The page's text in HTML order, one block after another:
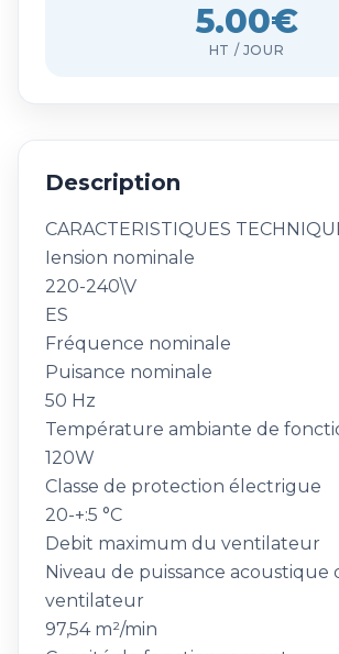
5.00€
HT / JOUR
Description
CARACTERISTIQUES
Iension nominale
220-240\V
ES
Fréquence nominale
Puisance nominale
50 Hz
Température ambiante de
120W
Classe de protection électrigue
20-+:5 °C
Debit maximum du ventilateur
Niveau de puissance acoustique
ventilateur
97,54 m²/min